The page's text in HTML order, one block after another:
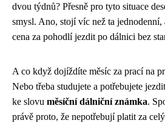
dvou týdnů? Přesně pro tyto situace
smysl. Ano, stojí víc než ta jednodenní,
cena za pohodlí jezdit po dálnici bez
A co když dojíždíte měsíc za prací na
Nebo třeba studujete a potřebujete
ke slovu měsíční dálniční známka.
právě proto, že nepotřebují platit za